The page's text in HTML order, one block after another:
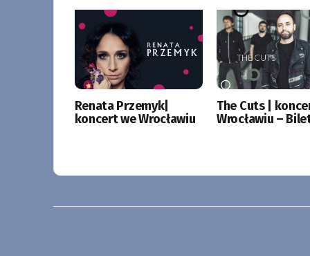
Renata Przemyk|
koncert we Wrocławiu
The Cuts |
Wrocławiu –